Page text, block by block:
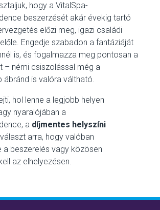
hogy a VitalSpa-
beszerzését akár évekig tartó
előzi meg, igazi családi
Engedje szabadon a fantáziáját
is, és fogalmazza meg pontosan a
– némi csiszolással még a
ábránd is valóra váltható.
hol lenne a legjobb helyen
nyaralójában a
a díjmentes helyszíni
arra, hogy valóban
a beszerelés vagy közösen
az elhelyezésen.